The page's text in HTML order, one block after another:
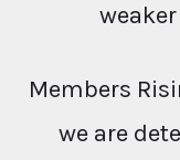
Members
we are